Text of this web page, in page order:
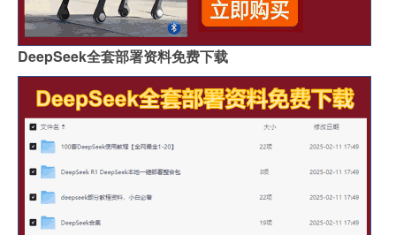
DeepSeek全套部署资料免费下载